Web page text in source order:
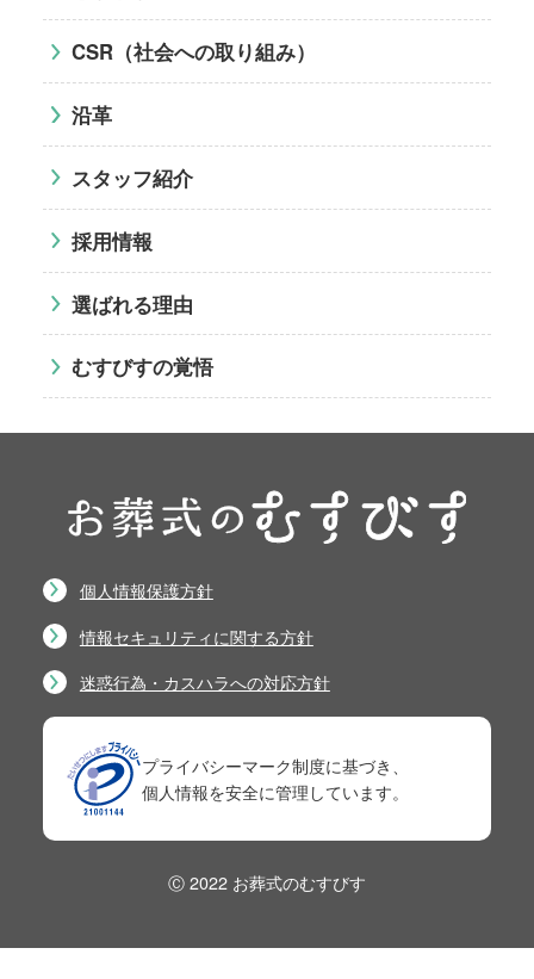
CSR（社会への取り組み）
沿革
スタッフ紹介
採用情報
選ばれる理由
むすびすの覚悟
個人情報保護方針
情報セキュリティに関する方針
迷惑行為・カスハラへの対応方針
プライバシーマーク制度に基づき、
個人情報を安全に管理しています。
Ⓒ 2022 お葬式のむすびす